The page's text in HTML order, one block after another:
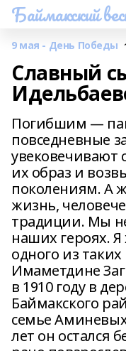
Баймакский
9 мая - День Победы
Славный
Погибшим —
повседневные
увековечивают
их образ и
поколениям. А
жизнь,
традиции. Мы
наших героях. Я
одного из
Имаметдине
в 1910 году в
Баймакского
семье
лет он остался